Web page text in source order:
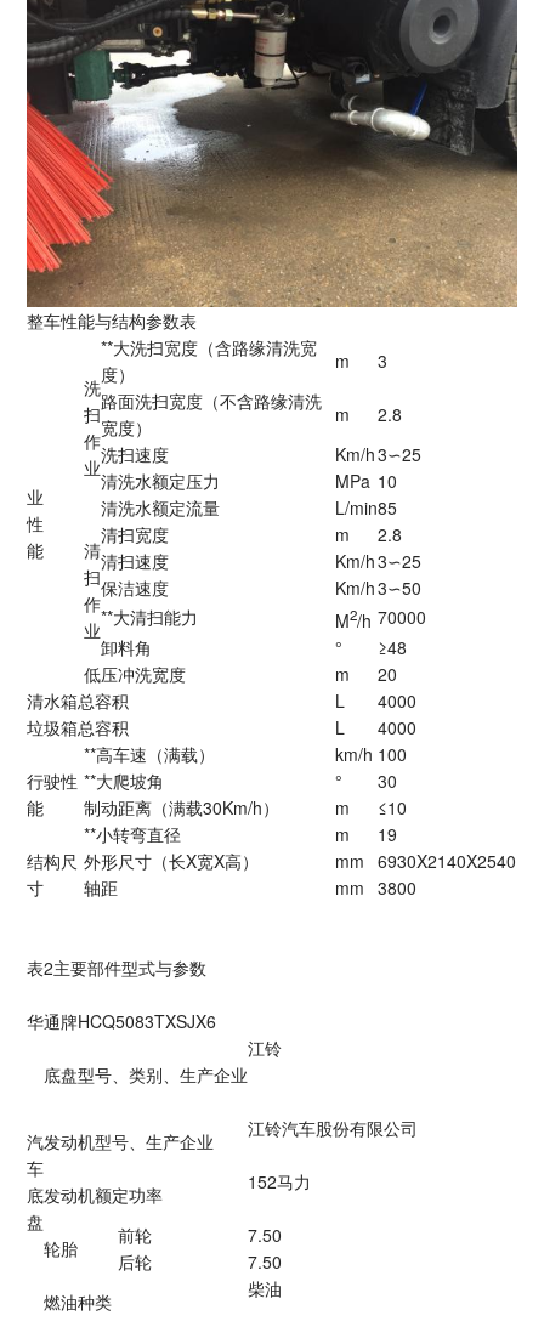
整车性能与结构参数表
业
性
能
洗
扫
作
业
**大洗扫宽度（含路缘清洗宽
度）
m
3
路面洗扫宽度（不含路缘清洗
宽度）
m
2.8
洗扫速度
Km/h3∽25
清洗水额定压力
MPa 10
清洗水额定流量
L/min85
清
扫
作
业
清扫宽度 m
2.8
清扫速度
Km/h3∽25
保洁速度
Km/h3∽50
**大清扫能力
M2/h 70000
卸料角
°
≥48
低压冲洗宽度
m
20
清水箱总容积
L
4000
垃圾箱总容积
L 4000
行驶性
能
**高车速（满载） km/h 100
**大爬坡角
°
30
制动距离（满载30Km/h）
m
≤10
**小转弯直径
m
19
结构尺
寸
外形尺寸（长X宽X高） mm
6930X2140X2540
轴距
mm 3800
表2主要部件型式与参数
华通牌HCQ5083TXSJX6
汽
车
底
盘
底盘型号、类别、生产企业
江铃
发动机型号、生产企业
江铃汽车股份有限公司
发动机额定功率
152马力
轮胎
前轮
7.50
后轮
7.50
燃油种类
柴油